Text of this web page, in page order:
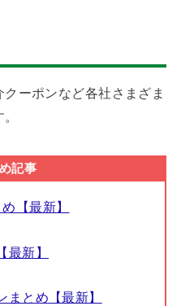
ーポンなど各社さまざま
記事
【最新】
最新】
とめ【最新】